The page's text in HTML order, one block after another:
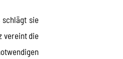
schlägt sie
vereint die